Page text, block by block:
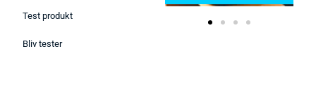
Test produkt
Bliv tester